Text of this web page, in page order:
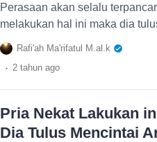
Perasaan akan selalu
melakukan hal ini maka dia
Rafi'ah Ma'rifatul M.al.k
. 2 tahun ago
Pria Nekat Lakukan
Dia Tulus Mencintai